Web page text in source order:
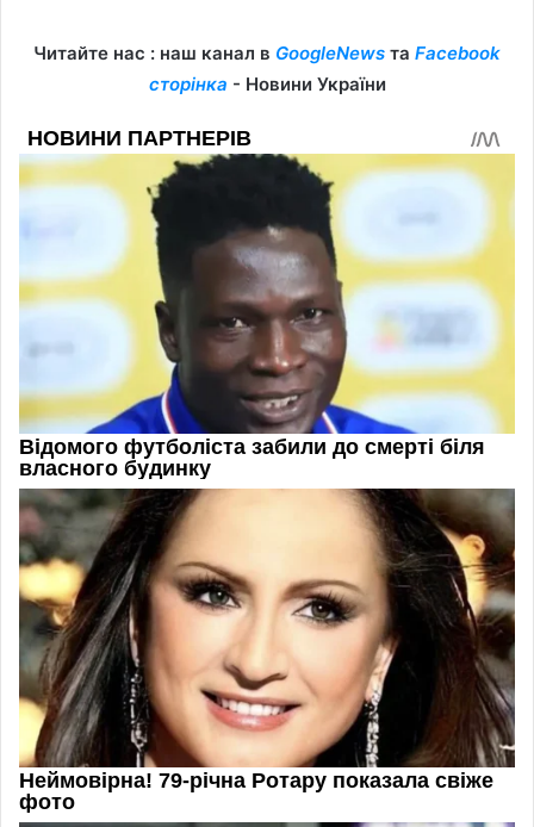
Читайте нас : наш канал в GoogleNews та Facebook
сторінка - Новини України